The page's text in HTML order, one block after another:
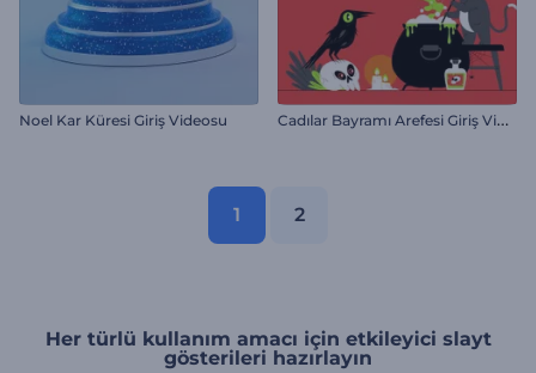
Noel Kar Küresi Giriş Videosu C
adılar Bayramı Arefesi Giriş Videosu
1 2
Her türlü kullanım amacı için etkileyici slayt
gösterileri hazırlayın